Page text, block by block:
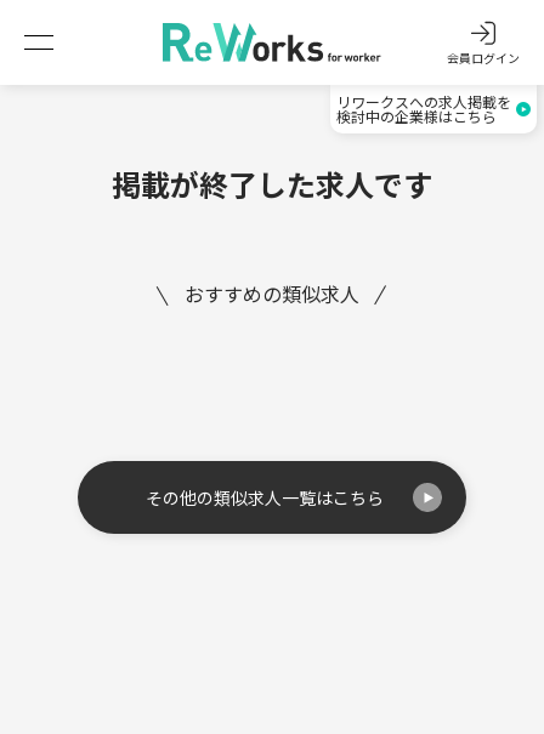
会員ログイン
リワークスへの求人掲載を
検討中の企業様はこちら
掲載が終了した求人です
おすすめの類似求人
その他の類似求人一覧はこちら